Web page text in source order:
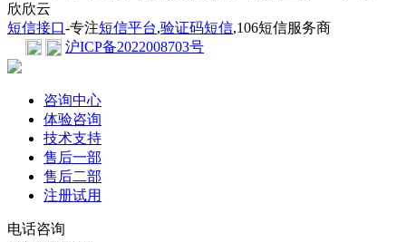
欣欣云
短信接口-专注短信平台,验证码短信,106短信服务商
沪ICP备2022008703号
咨询中心
体验咨询
技术支持
售后一部
售后二部
注册试用
电话咨询